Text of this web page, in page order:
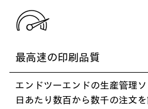
最高速の印刷品質
エンドツーエンドの生産管理
日あたり数百から数千の注文